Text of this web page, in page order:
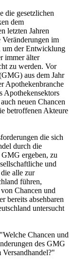
die gesetzlichen
dem
letzten Jahren
im
um der Entwicklung
immer älter
zu werden. Vor
aus dem Jahr
Apothekenbranche
Apothekensektors
neuen Chancen
betroffenen Akteure
die sich
durch die
GMG ergeben, zu
und
alle zur
führen,
Chancen und
bereits absehbaren
untersucht
Chancen und
des GMG